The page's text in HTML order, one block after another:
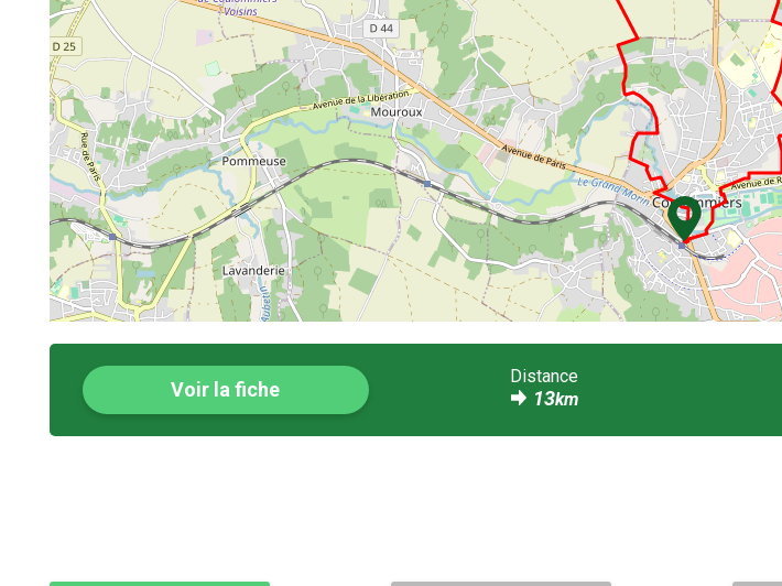
Voir la fiche
Distance
13km